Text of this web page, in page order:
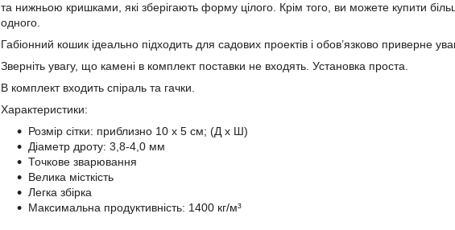
та нижньою кришками, які зберігають форму цілого. Крім того, ви можете купити
одного.
Габіонний кошик ідеально підходить для садових проектів і обов’язково приверне
Зверніть увагу, що камені в комплект поставки не входять. Установка проста.
В комплект входить спіраль та гачки.
Характеристики:
Розмір сітки: приблизно 10 x 5 см; (Д x Ш)
Діаметр дроту: 3,8-4,0 мм
Точкове зварювання
Велика місткість
Легка збірка
Максимальна продуктивність: 1400 кг/м³